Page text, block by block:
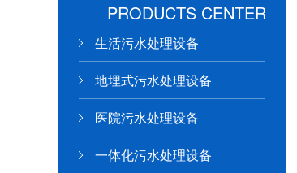
PRODUCTS CENTER
生活污水处理设备
地埋式污水处理设备
医院污水处理设备
一体化污水处理设备